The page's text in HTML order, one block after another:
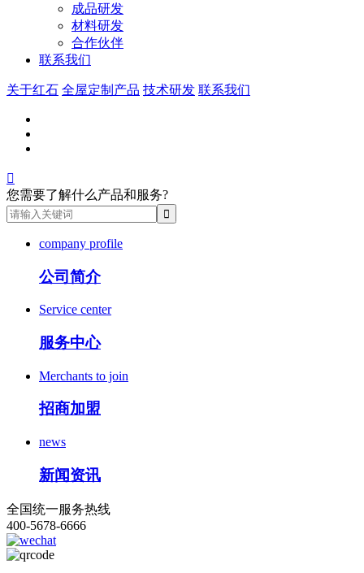
成品研发
材料研发
合作伙伴
联系我们
关于红石 全屋定制产品 技术研发 联系我们

您需要了解什么产品和服务?
company profile
公司简介
Service center
服务中心
Merchants to join
招商加盟
news
新闻资讯
全国统一服务热线
400-5678-6666